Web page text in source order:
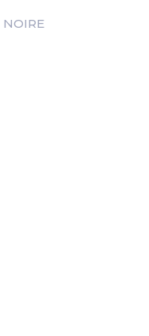
NOIRE